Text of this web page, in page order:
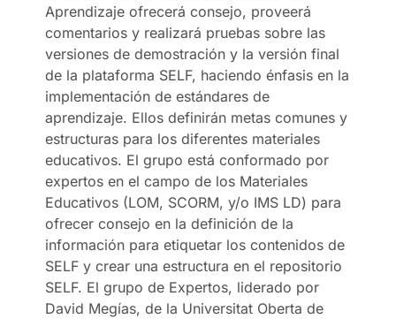
Aprendizaje ofrecerá consejo, proveerá
comentarios y realizará pruebas sobre las
versiones de demostración y la versión final
de la plataforma SELF, haciendo énfasis en la
implementación de estándares de
aprendizaje. Ellos definirán metas comunes y
estructuras para los diferentes materiales
educativos. El grupo está conformado por
expertos en el campo de los Materiales
Educativos (LOM, SCORM, y/o IMS LD) para
ofrecer consejo en la definición de la
información para etiquetar los contenidos de
SELF y crear una estructura en el repositorio
SELF. El grupo de Expertos, liderado por
David Megías, de la Universitat Oberta de